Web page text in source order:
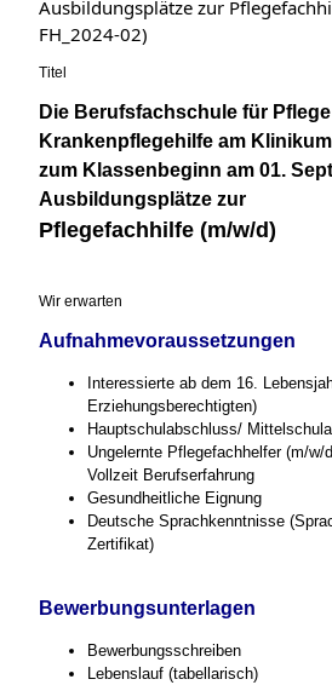
Ausbildungsplätze zur
FH_2024-02)
Titel
Die Berufsfachschule für
Krankenpflegehilfe am
zum Klassenbeginn am 01.
Ausbildungsplätze zur
Pflegefachhilfe (m/w/d)
Wir erwarten
Aufnahmevoraussetzungen
Interessierte ab dem 16.
Erziehungsberechtigten)
Hauptschulabschluss/
Ungelernte Pflegefachhelfer (m/
Vollzeit Berufserfahrung
Gesundheitliche Eignung
Deutsche Sprachkenntnisse
Zertifikat)
Bewerbungsunterlagen
Bewerbungsschreiben
Lebenslauf (tabellarisch)